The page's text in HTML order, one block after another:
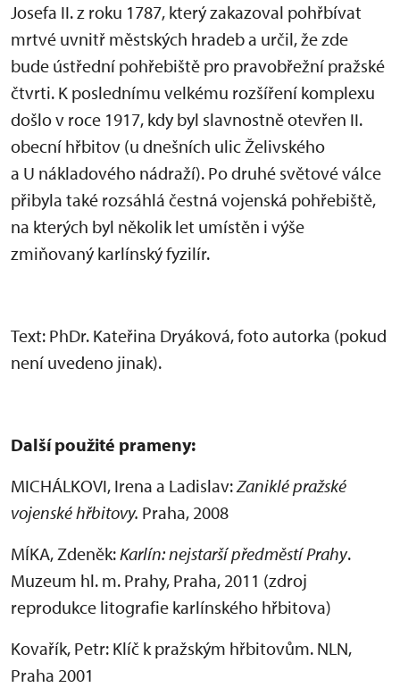
Josefa II. z roku 1787, který zakazoval pohřbívat
mrtvé uvnitř městských hradeb a určil, že zde
bude ústřední pohřebiště pro pravobřežní pražské
čtvrti. K poslednímu velkému rozšíření komplexu
došlo v roce 1917, kdy byl slavnostně otevřen II.
obecní hřbitov (u dnešních ulic Želivského
a U nákladového nádraží). Po druhé světové válce
přibyla také rozsáhlá čestná vojenská pohřebiště,
na kterých byl několik let umístěn i výše
zmiňovaný karlínský fyzilír.
Text: PhDr. Kateřina Dryáková, foto autorka (pokud
není uvedeno jinak).
Další použité prameny:
MICHÁLKOVI, Irena a Ladislav:Zaniklé pražské
vojenské hřbitovy. Praha, 2008
MÍKA, Zdeněk:Karlín: nejstarší předměstí Prahy.
Muzeum hl. m. Prahy, Praha, 2011 (zdroj
reprodukce litografie karlínského hřbitova)
Kovařík, Petr: Klíč k pražským hřbitovům. NLN,
Praha 2001